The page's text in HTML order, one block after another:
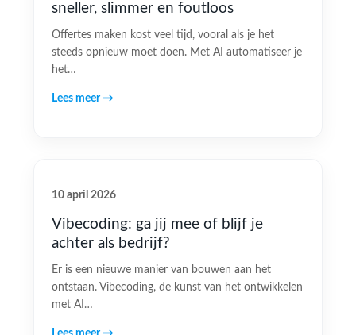
sneller, slimmer en foutloos
Offertes maken kost veel tijd, vooral als je het
steeds opnieuw moet doen. Met AI automatiseer je
het…
Lees meer →
10 april 2026
Vibecoding: ga jij mee of blijf je
achter als bedrijf?
Er is een nieuwe manier van bouwen aan het
ontstaan. Vibecoding, de kunst van het ontwikkelen
met AI…